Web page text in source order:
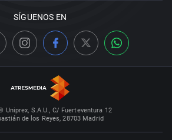
SÍGUENOS EN
Uniprex, S.A.U., C/ Fuerteventura 12
de los Reyes, 28703 Madrid